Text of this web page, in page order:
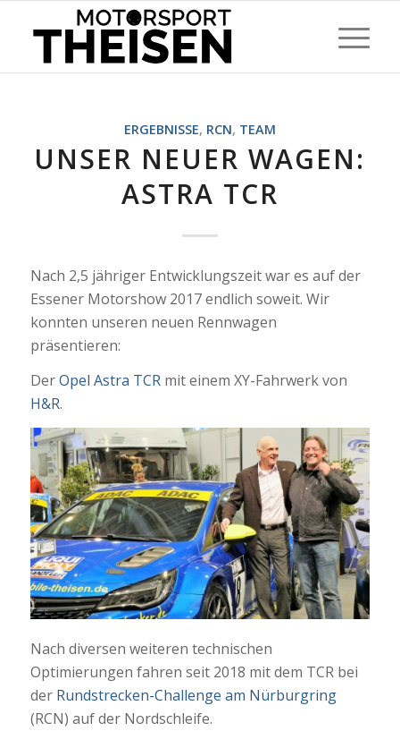
ERGEBNISSE, RCN, TEAM
UNSER NEUER WAGEN:
ASTRA TCR
Nach 2,5 jähriger Entwicklungszeit war es auf der
Essener Motorshow 2017 endlich soweit. Wir
konnten unseren neuen Rennwagen
präsentieren:
DerOpel Astra TCRmit einem XY-Fahrwerk von
H&R.
Nach diversen weiteren technischen
Optimierungen fahren seit 2018 mit dem TCR bei
der Rundstrecken-Challenge am Nürburgring
(RCN) auf der Nordschleife.